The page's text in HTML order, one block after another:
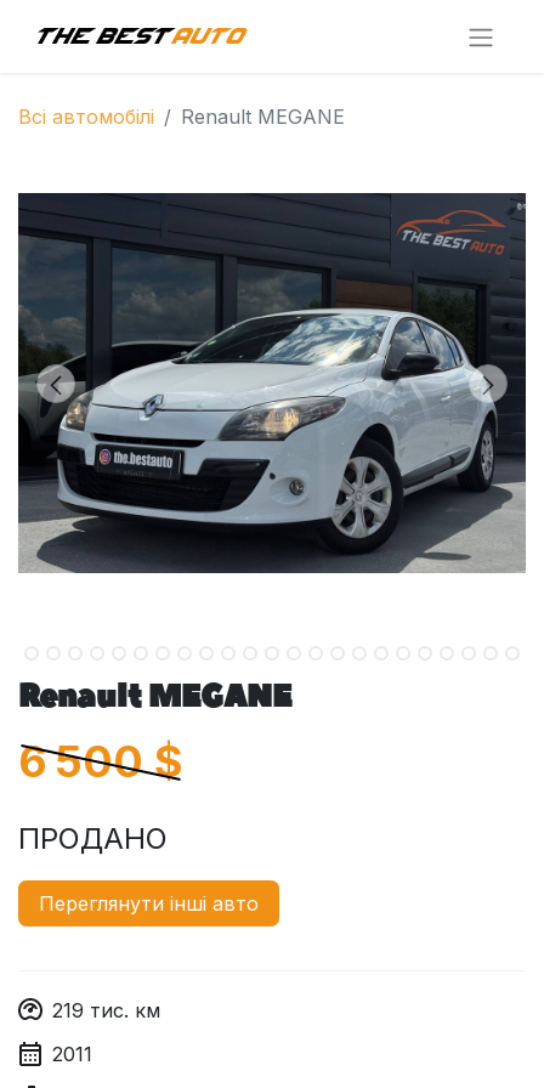
Всі автомобілі Renault MEGANE
Renault MEGANE
6 500$
ПРОДАНО
Переглянути інші авто
219 тис. км
2011